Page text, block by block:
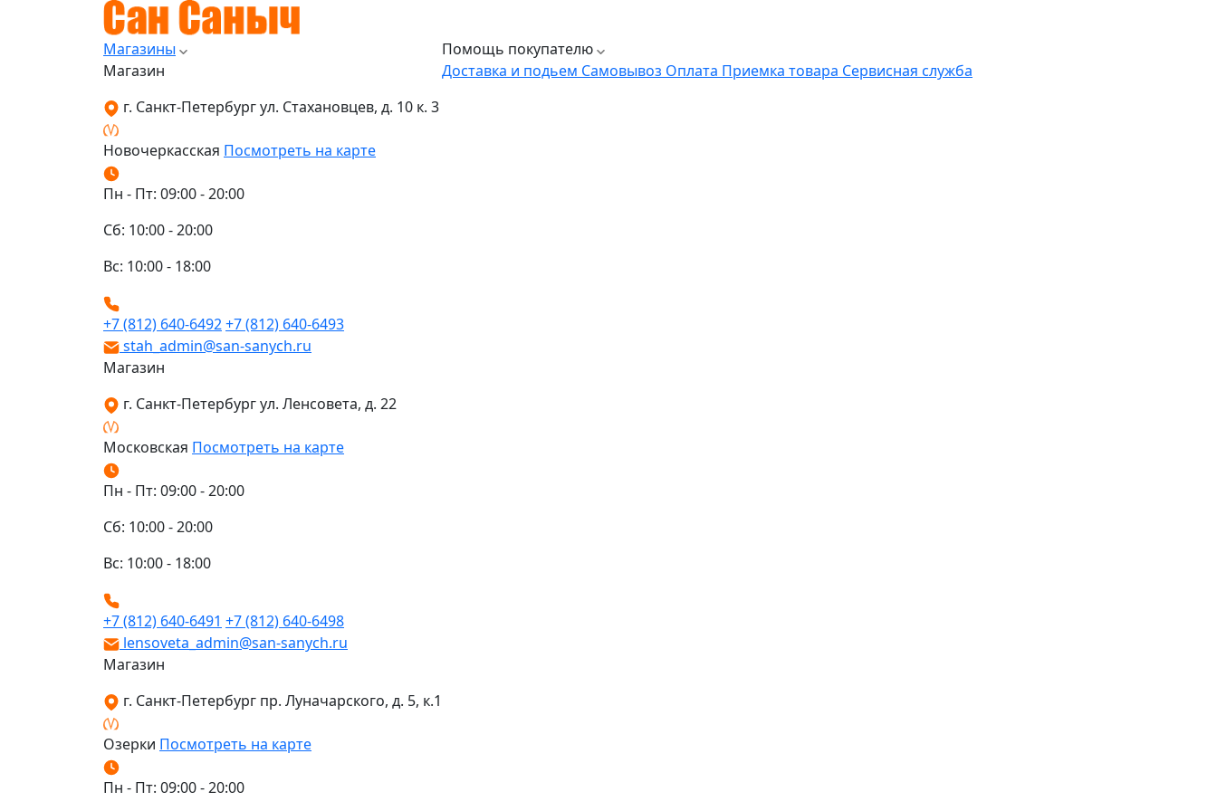
Магазины
Магазин
г. Санкт-Петербург ул. Стахановцев, д. 10 к. 3
Новочеркасская Посмотреть на карте
Пн - Пт: 09:00 - 20:00
Сб: 10:00 - 20:00
Вс: 10:00 - 18:00
+7 (812) 640-6492+7 (812) 640-6493
stah_admin@san-sanych.ru
Магазин
г. Санкт-Петербург ул. Ленсовета, д. 22
Московская Посмотреть на карте
Пн - Пт: 09:00 - 20:00
Сб: 10:00 - 20:00
Вс: 10:00 - 18:00
+7 (812) 640-6491 +7 (812) 640-6498
lensoveta_admin@san-sanych.ru
Магазин
г. Санкт-Петербург пр. Луначарского, д. 5, к.1
Озерки Посмотреть на карте
Пн - Пт: 09:00 - 20:00
Помощь покупателю
Доставка и подьем Самовывоз Оплата Приемка товара Сервисная служба